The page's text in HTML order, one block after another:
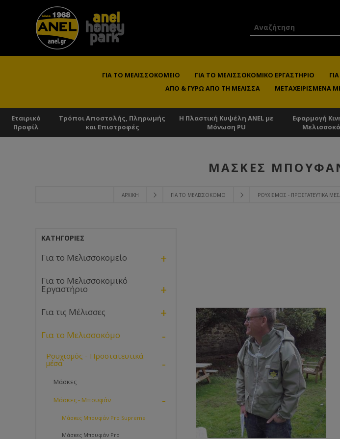
ΓΙΑ ΤΟ ΜΕΛΙΣΣΟΚΟΜΕΊΟ ΓΙΑ ΤΟ ΜΕΛΙΣΣΟΚΟΜΙΚΌ ΕΡΓΑΣΤΉΡΙΟ
ΑΠΌ & ΓΎΡΩ ΑΠΌ ΤΗ ΜΈΛΙΣΣΑ
ΜΕΤΑΧΕΙΡΙΣΜΈΝΑ
Εταιρικό
Προφίλ
Τρόποι Αποστολής, Πληρωμής
και Επιστροφές
Η Πλαστική Κυψέλη ANEL με
Μόνωση PU
Εφαρμογή
ΑΡΧΙΚΉ ΓΙΑ ΤΟ ΜΕΛΙΣΣΟΚΌΜΟ ΡΟΥΧΙΣΜΌΣ - ΠΡΟΣΤΑΤΕΥΤΙΚΆ
ΜΆΣΚΕΣ ΜΠΟΥΦΆΝ
ΚΑΤΗΓΟΡΊΕΣ
Για το Μελισσοκομείο +
Για το Μελισσοκομικό
Εργαστήριο +
Για τις Μέλισσες +
Για το Μελισσοκόμο -
Ρουχισμός - Προστατευτικά
μέσα -
Μάσκες
Μάσκες - Μπουφάν -
Μάσκες Μπουφάν Pro Supreme
Μάσκες Μπουφάν Pro